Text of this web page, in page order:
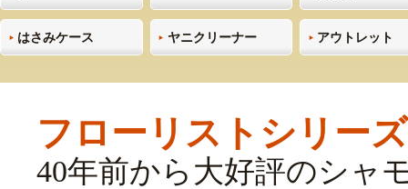
はさみケース ヤニクリーナー アウトレット
フローリストシリーズ
40年前から大好評のシャ